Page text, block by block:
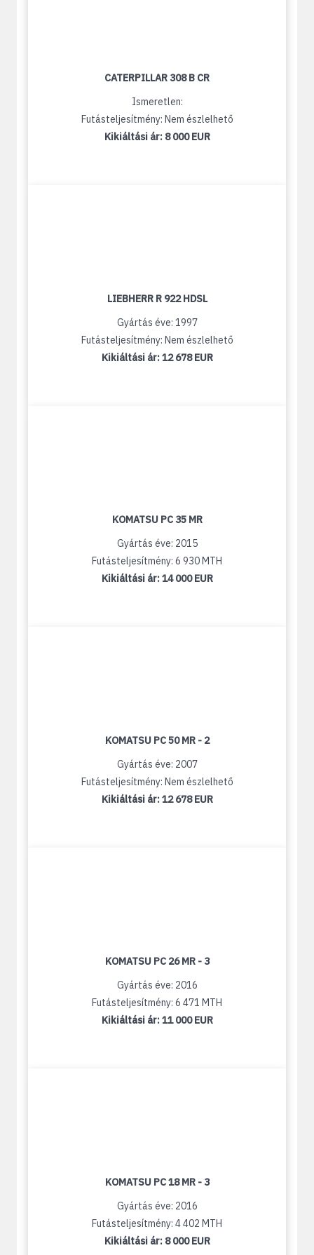
CATERPILLAR 308 B CR
Ismeretlen:
Futásteljesítmény: Nem észlelhető
Kikiáltási ár: 8 000 EUR
LIEBHERR R 922 HDSL
Gyártás éve: 1997
Futásteljesítmény: Nem észlelhető
Kikiáltási ár:12 678 EUR
KOMATSU PC 35 MR
Gyártás éve: 2015
Futásteljesítmény: 6 930 MTH
Kikiáltási ár:14 000 EUR
KOMATSU PC 50 MR - 2
Gyártás éve: 2007
Futásteljesítmény: Nem észlelhető
Kikiáltási ár:12 678 EUR
KOMATSU PC 26 MR - 3
Gyártás éve: 2016
Futásteljesítmény: 6 471 MTH
Kikiáltási ár:11 000 EUR
KOMATSU PC 18 MR - 3
Gyártás éve: 2016
Futásteljesítmény: 4 402 MTH
Kikiáltási ár: 8 000 EUR